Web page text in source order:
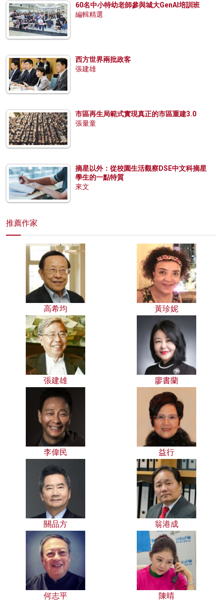
60名中小特幼老師參與城大GenAI培訓班
編輯精選
西方世界兩批政客
張建雄
市區再生局範式實現真正的市區重建3.0
張量童
摘星以外：從校園生活觀察DSE中文科摘星
學生的一點特質
來文
推薦作家
高希均 黃珍妮
張建雄 廖書蘭
李偉民 益行
關品方 翁港成
何志平 陳晴